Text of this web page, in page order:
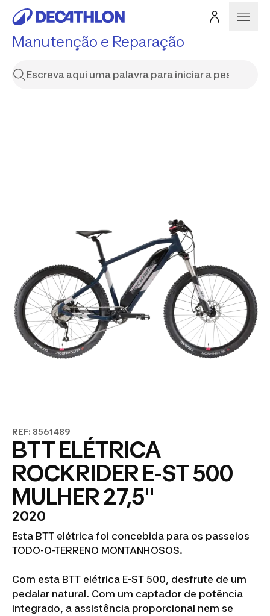
Manutenção e Reparação
REF: 8561489
BTT ELÉTRICA
ROCKRIDER E-ST 500
MULHER 27,5"
2020
Esta BTT elétrica foi concebida para os passeios
TODO-O-TERRENO MONTANHOSOS.
Com esta BTT elétrica E-ST 500, desfrute de um
pedalar natural. Com um captador de potência
integrado, a assistência proporcional nem se